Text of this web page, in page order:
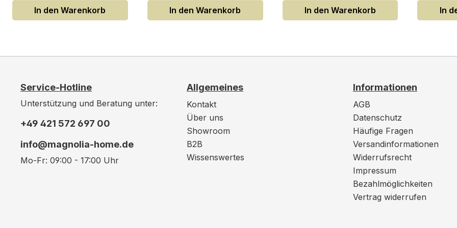
In den Warenkorb In den Warenkorb In den Warenkorb In
Service-Hotline
Unterstützung und Beratung unter:
+49 421 572 697 00
info@magnolia-home.de
Mo-Fr: 09:00 - 17:00 Uhr
Allgemeines
Kontakt
Über uns
Showroom
B2B
Wissenswertes
Informationen
AGB
Datenschutz
Häufige Fragen
Versandinformationen
Widerrufsrecht
Impressum
Bezahlmöglichkeiten
Vertrag widerrufen